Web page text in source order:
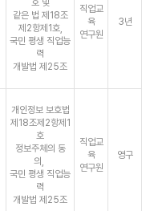
호 및
같은 법 제18조
제2항제1호,
국민 평생 직업능
력
개발법 제25조
직업교
육
연구원
3년
개인정보 보호법
제18조제2항제1
호
정보주체의 동
의,
국민 평생 직업능
력
개발법 제25조
직업교
육
연구원
영구